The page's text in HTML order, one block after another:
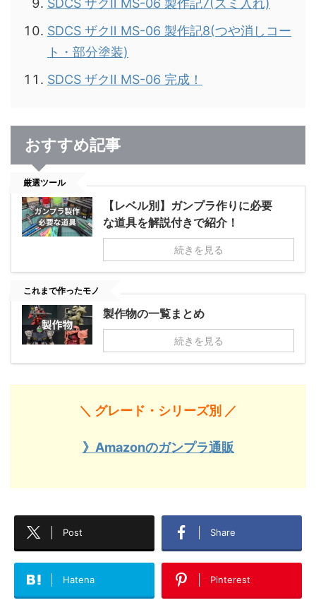
SDCS ザクⅡ MS-06 製作記7(スミ入れ)
SDCS ザクⅡ MS-06 製作記8(つや消しコー
ト・部分塗装)
SDCS ザクⅡ MS-06 完成！
おすすめ記事
厳選ツール
【レベル別】ガンプラ作りに必要
な道具を解説付きで紹介！
続きを見る
これまで作ったモノ
製作物の一覧まとめ
続きを見る
＼ グレード・シリーズ別 ／
》Amazonのガンプラ通販
Post Share
Hatena Pinterest